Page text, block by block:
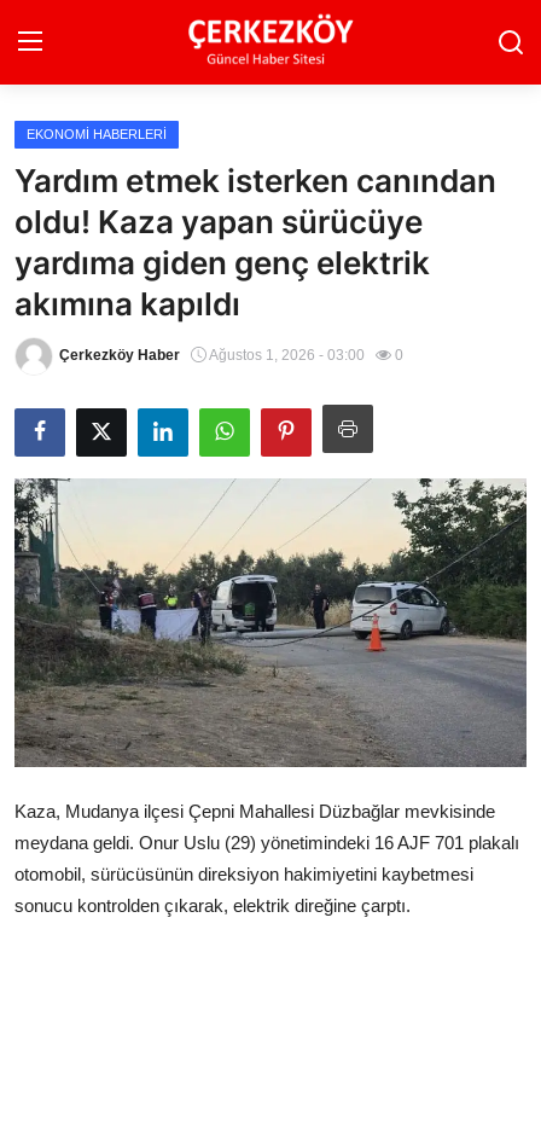
Ana Sayfa
Son Dakika
Ekonomi Haberleri
Magazin Haberleri
Teknoloji Haberleri
Dünya Haberleri
Çerkezköy
EKONOMI HABERLERI
Yardım etmek isterken canından
oldu! Kaza yapan sürücüye
yardıma giden genç elektrik
akımına kapıldı
Çerkezköy Haber Ağustos 1, 2026 - 03:00 0
Kaza, Mudanya ilçesi Çepni Mahallesi Düzbağlar mevkisinde
meydana geldi. Onur Uslu (29) yönetimindeki 16 AJF 701 plakalı
otomobil, sürücüsünün direksiyon hakimiyetini kaybetmesi
sonucu kontrolden çıkarak, elektrik direğine çarptı.